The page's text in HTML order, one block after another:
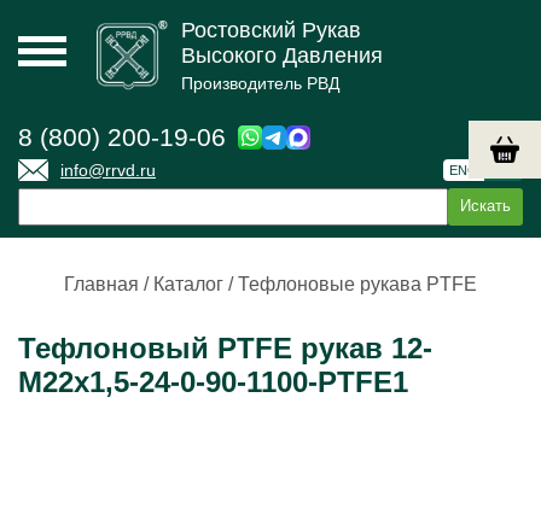
Ростовский Рукав
Высокого Давления
Производитель РВД
8 (800) 200-19-06
info@rrvd.ru ENG
Главная / Каталог /Тефлоновые рукава PTFE
Тефлоновый PTFE рукав 12-
М22х1,5-24-0-90-1100-PTFE1